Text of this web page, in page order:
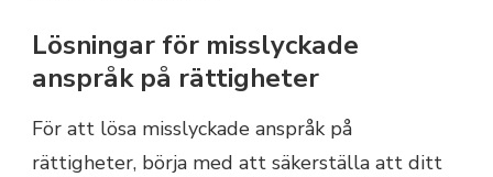
Lösningar för misslyckade
anspråk på rättigheter
För att lösa misslyckade anspråk på
rättigheter, börja med att säkerställa att ditt